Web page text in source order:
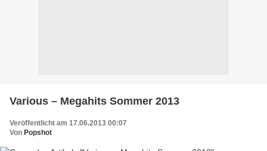
Various – Megahits Sommer 2013
Veröffentlicht am 17.06.2013 00:07
Von Popshot